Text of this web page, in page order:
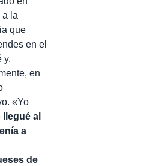
a la
que
en el
y,
en
«Yo
al
a
de